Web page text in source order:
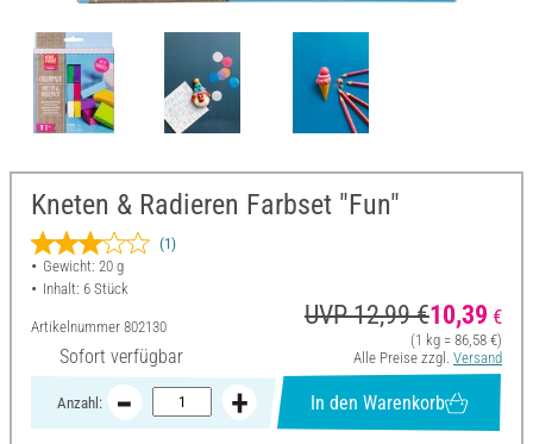
Kneten & Radieren Farbset "Fun"
(1)
Gewicht: 20 g
Inhalt: 6 Stück
Artikelnummer 802130
Sofort verfügbar
UVP 12,99 €10,39 €
(1 kg = 86,58 €)
Alle Preise zzgl. Versand
Anzahl: In den Warenkorb